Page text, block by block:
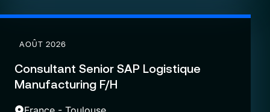
AOÛT 2026
Consultant Senior SAP Logistique
Manufacturing F/H